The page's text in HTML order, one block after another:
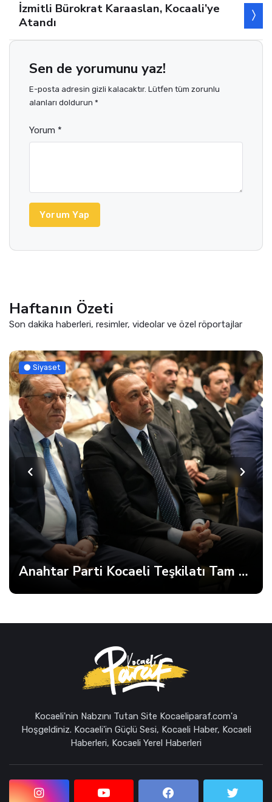
İzmitli Bürokrat Karaaslan, Kocaali’ye
Atandı
Sen de yorumunu yaz!
E-posta adresin gizli kalacaktır. Lütfen tüm zorunlu
alanları doldurun *
Yorum *
Yorum Yap
Haftanın Özeti
Son dakika haberleri, resimler, videolar ve özel röportajlar
Siyaset
Anahtar Parti Kocaeli Teşkilatı Tam Kadro Toplandı
Kocaeli'nin Nabzını Tutan Site Kocaeliparaf.com'a
Hoşgeldiniz. Kocaeli'in Güçlü Sesi, Kocaeli Haber, Kocaeli
Haberleri, Kocaeli Yerel Haberleri